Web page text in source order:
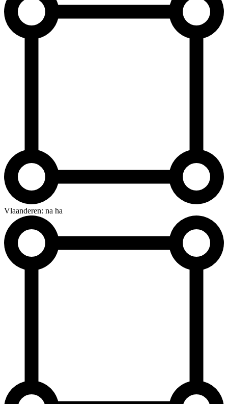
Vlaanderen: na ha